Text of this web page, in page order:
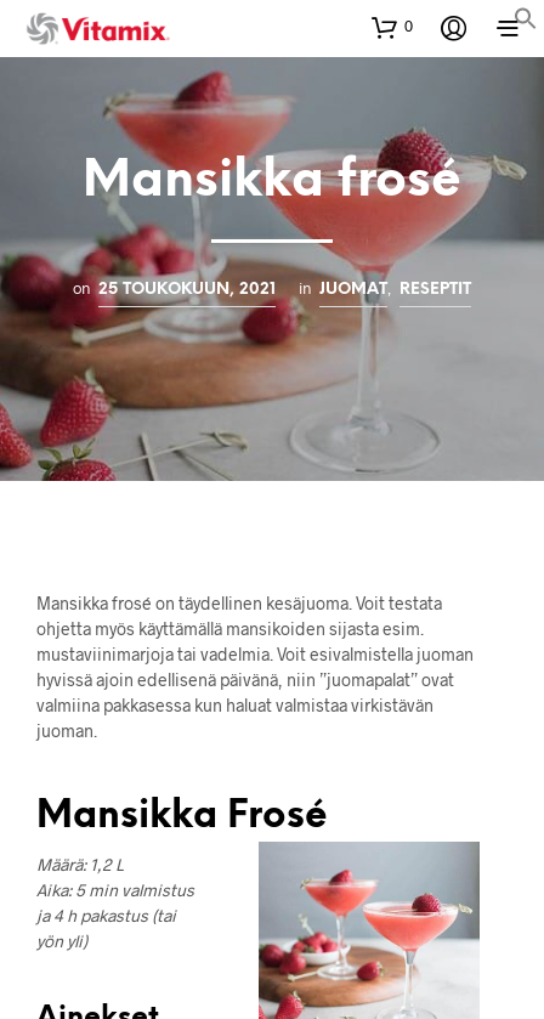
0
Mansikka frosé
on 25 TOUKOKUUN, 2021 in JUOMAT RESEPTIT
Mansikka frosé on täydellinen kesäjuoma. Voit testata
ohjetta myös käyttämällä mansikoiden sijasta esim.
mustaviinimarjoja tai vadelmia. Voit esivalmistella juoman
hyvissä ajoin edellisenä päivänä, niin ”juomapalat” ovat
valmiina pakkasessa kun haluat valmistaa virkistävän
juoman.
Mansikka Frosé
Määrä: 1,2 L
Aika: 5 min valmistus
ja 4 h pakastus (tai
yön yli)